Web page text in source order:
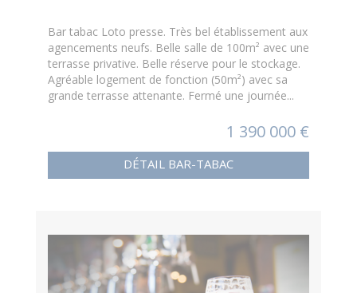
Bar tabac Loto presse. Très bel établissement aux
agencements neufs. Belle salle de 100m² avec une
terrasse privative. Belle réserve pour le stockage.
Agréable logement de fonction (50m²) avec sa
grande terrasse attenante. Fermé une journée...
1 390 000 €
DÉTAIL BAR-TABAC